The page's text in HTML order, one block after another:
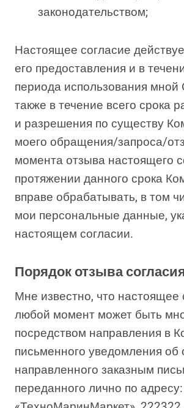
законодательством;
Настоящее согласие
его предоставления и в
периода использования мной
также в течение всего срока
и разрешения по существу
моего обращения/запроса/
момента отзыва настоящего
протяжении данного срока
вправе обрабатывать, в том
мои персональные данные,
настоящем согласии.
Порядок отзыва
Мне известно, что настоящее
любой момент может быть
посредством направления в
письменного уведомления об
направленного заказным
переданного лично по